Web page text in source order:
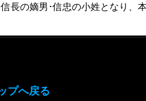
男･信忠の小姓となり、本
プへ戻る